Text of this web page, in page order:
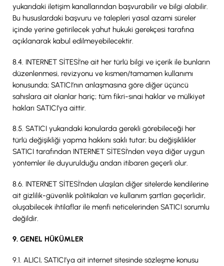
yukarıdaki iletişim kanallarından başvurabilir ve bilgi alabilir.
Bu hususlardaki başvuru ve talepleri yasal azami süreler
içinde yerine getirilecek yahut hukuki gerekçesi tarafına
açıklanarak kabul edilmeyebilecektir.
8.4. INTERNET SİTESİ’ne ait her türlü bilgi ve içerik ile bunların
düzenlenmesi, revizyonu ve kısmen/tamamen kullanımı
konusunda; SATICI’nın anlaşmasına göre diğer üçüncü
sahıslara ait olanlar hariç; tüm fikri-sınai haklar ve mülkiyet
hakları SATICI’ya aittir.
8.5. SATICI yukarıdaki konularda gerekli görebileceği her
türlü değişikliği yapma hakkını saklı tutar; bu değişiklikler
SATICI tarafından INTERNET SİTESİ’nden veya diğer uygun
yöntemler ile duyurulduğu andan itibaren geçerli olur.
8.6. INTERNET SİTESİ’nden ulaşılan diğer sitelerde kendilerine
ait gizlilik-güvenlik politikaları ve kullanım şartları geçerlidir,
oluşabilecek ihtilaflar ile menfi neticelerinden SATICI sorumlu
değildir.
9. GENEL HÜKÜMLER
9.1. ALICI, SATICI’ya ait internet sitesinde sözleşme konusu